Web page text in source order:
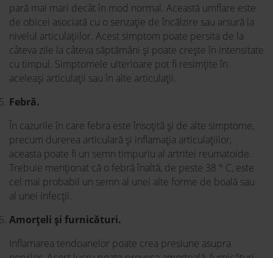
pară mai mari decât în ​​mod normal. Această umflare este
de obicei asociată cu o senzație de încălzire sau arsură la
nivelul articulațiilor. Acest simptom poate persita de la
câteva zile la câteva săptămâni și poate crește în intensitate
cu timpul. Simptomele ulterioare pot fi resimțite în
aceleași articulații sau în alte articulații.
Febră.
În cazurile în care febra este însoțită și de alte simptome,
precum durerea articulară și inflamația articulațiilor,
aceasta poate fi un semn timpuriu al artritei reumatoide.
Trebuie menționat că o febră înaltă, de peste 38 ° C, este
cel mai probabil un semn al unei alte forme de boală sau
al unei infecții.
Amorțeli și furnicături.
Inflamarea tendoanelor poate crea presiune asupra